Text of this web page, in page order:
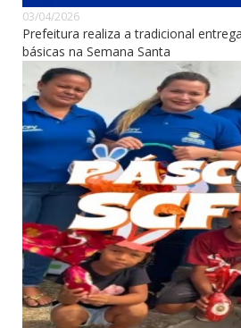
03/04/2026
Prefeitura realiza a tradicional
básicas na Semana Santa